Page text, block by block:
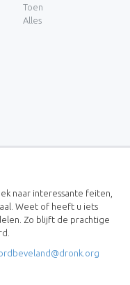
Toen
Alles
naar interessante feiten,
Weet of heeft u iets
Zo blijft de prachtige